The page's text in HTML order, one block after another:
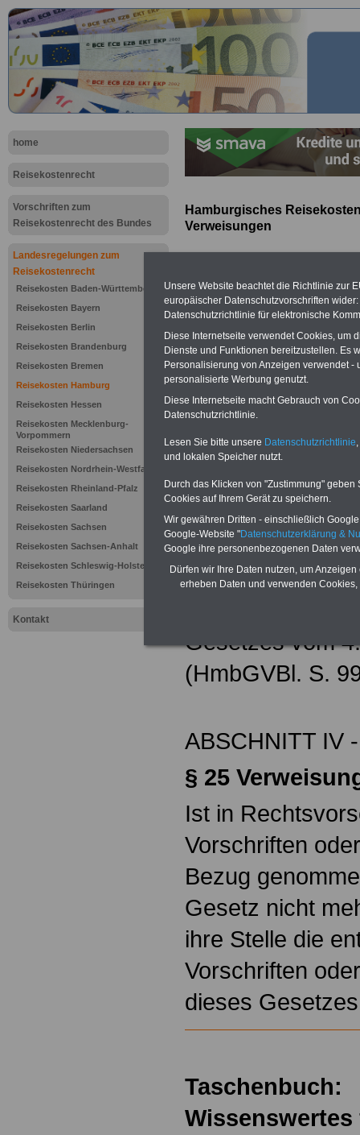
home
Reisekostenrecht
Vorschriften zum
Reisekostenrecht des Bundes
Landesregelungen zum
Reisekostenrecht
Reisekosten Baden-Württemberg
Reisekosten Bayern
Reisekosten Berlin
Reisekosten Brandenburg
Reisekosten Bremen
Reisekosten Hamburg
Reisekosten Hessen
Reisekosten Mecklenburg-
Vorpommern
Reisekosten Niedersachsen
Reisekosten Nordrhein-Westfalen
Reisekosten Rheinland-Pfalz
Reisekosten Saarland
Reisekosten Sachsen
Reisekosten Sachsen-Anhalt
Reisekosten Schleswig-Holstein
Reisekosten Thüringen
Kontakt
Hamburgisches
Verweisungen
öffentlichen
Geldanlage,
Vergleichen -
Zurück zur
(HmbRKG)
Gesetzes vom
(HmbGVBl. S.
ABSCHNITT IV
§ 25
Ist in
Vorschriften
Bezug
Gesetz nicht
ihre Stelle die
Vorschriften
dieses
Taschenbuch:
Wissenswertes
Unsere Website beachtet die Richtlinie zur
europäischer Datenschutzvorschriften
Datenschutzrichtlinie für elektronische
Diese Internetseite verwendet Cookies, um
Dienste und Funktionen bereitzustellen. Es
Personalisierung von Anzeigen verwendet
personalisierte Werbung genutzt.
Diese Internetseite macht Gebrauch von
Datenschutzrichtlinie.
Lesen Sie bitte unsere Datenschutzrichtlinie
und lokalen Speicher nutzt.
Durch das Klicken von "Zustimmung"
Cookies auf Ihrem Gerät zu speichern.
Wir gewähren Dritten - einschließlich
Google-Website "Datenschutzerklärung &
Google ihre personenbezogenen Daten
Dürfen wir Ihre Daten nutzen, um
erheben Daten und verwenden